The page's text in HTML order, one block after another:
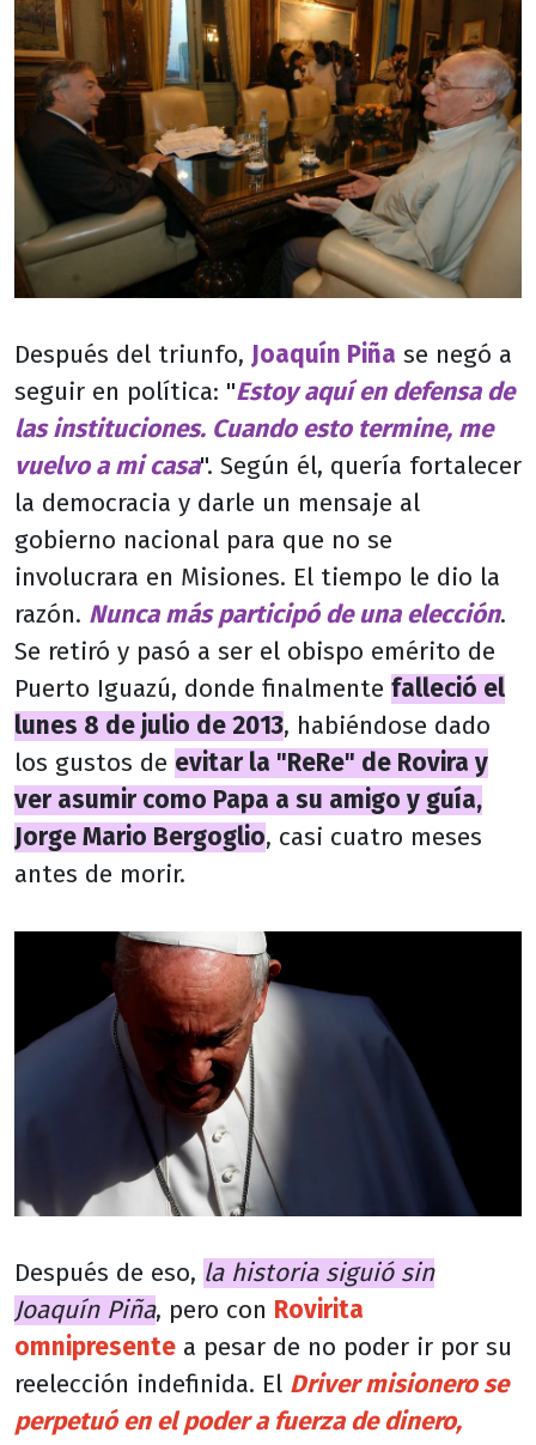
Después del triunfo, Joaquín Piña se negó a
seguir en política: "Estoy aquí en defensa de
las instituciones. Cuando esto termine, me
vuelvo a mi casa". Según él, quería fortalecer
la democracia y darle un mensaje al
gobierno nacional para que no se
involucrara en Misiones. El tiempo le dio la
razón. Nunca más participó de una elección.
Se retiró y pasó a ser el obispo emérito de
Puerto Iguazú, donde finalmente falleció el
lunes 8 de julio de 2013, habiéndose dado
los gustos de evitar la "ReRe" de Rovira y
ver asumir como Papa a su amigo y guía,
Jorge Mario Bergoglio, casi cuatro meses
antes de morir.
Después de eso, la historia siguió sin
Joaquín Piña, pero con Rovirita
omnipresente a pesar de no poder ir por su
reelección indefinida. El Driver misionero se
perpetuó en el poder a fuerza de dinero,